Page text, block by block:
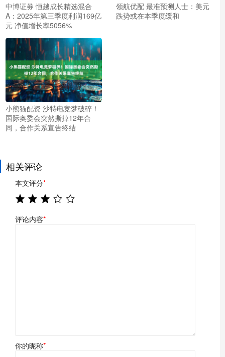
中博证券 恒越成长精选混合
A：2025年第三季度利润169亿
元 净值增长率5056%
领航优配 最准预测人士：美元
跌势或在本季度缓和
小熊猫配资 沙特电竞梦破碎！
国际奥委会突然撕掉12年合
同，合作关系宣告终结
相关评论
本文评分*
评论内容*
你的昵称*